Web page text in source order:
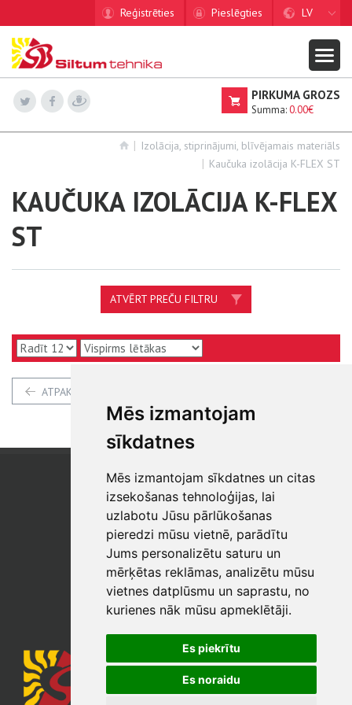
Mēs izmantojam
sīkdatnes
Mēs izmantojam sīkdatnes un citas
izsekošanas tehnoloģijas, lai
uzlabotu Jūsu pārlūkošanas
pieredzi mūsu vietnē, parādītu
Jums personalizētu saturu un
mērķētas reklāmas, analizētu mūsu
vietnes datplūsmu un saprastu, no
kurienes nāk mūsu apmeklētāji.
Es piekrītu
Es noraidu
Reģistrēties Pieslēgties LV
PIRKUMA GROZS
Summa:0.00€
Izolācija, stiprinājumi, blīvējamais materiāls
Kaučuka izolācija K-FLEX ST
KAUČUKA IZOLĀCIJA K-FLEX
ST
ATVĒRT PREČU FILTRU
ATPAKAĻ
SIA "SB"
Reģistrācijas Nr. 40003017954
PVN reģ. Nr.: LV40003017954
Tālrunis: +371 67 813 100
E-pasts:
sb@sbshop.lv
MĀJAS LAPAS ADMINISTRATORS
E-pasts:ainars@sbshop.lv